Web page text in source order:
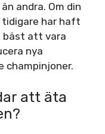
andra. Om din
tidigare har haft
bäst att vara
nya
champinjoner.
att äta